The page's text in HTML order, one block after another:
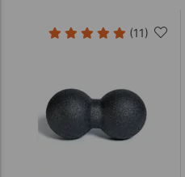
(11)